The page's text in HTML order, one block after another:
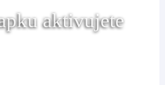
aktivujete